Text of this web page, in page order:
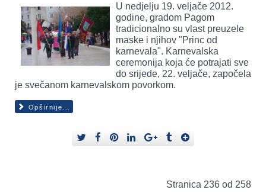
U nedjelju 19. veljače 2012.
godine, gradom Pagom
tradicionalno su vlast preuzele
maske i njihov "Princ od
karnevala". Karnevalska
ceremonija koja će potrajati sve
do srijede, 22. veljače, započela
je svečanom karnevalskom povorkom.
Opširnije...
Stranica 236 od 258